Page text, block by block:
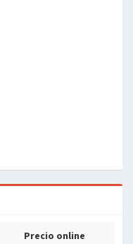
Precio online